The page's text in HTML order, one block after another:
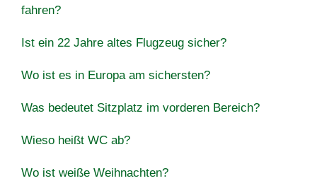
fahren?
Ist ein 22 Jahre altes Flugzeug sicher?
Wo ist es in Europa am sichersten?
Was bedeutet Sitzplatz im vorderen Bereich?
Wieso heißt WC ab?
Wo ist weiße Weihnachten?